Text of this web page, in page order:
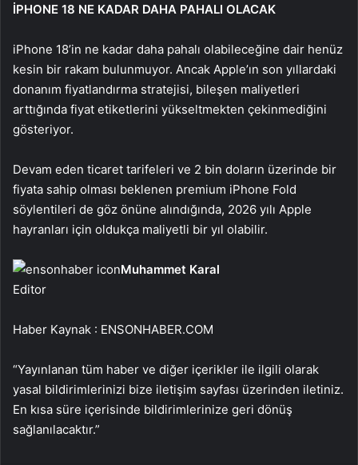
İPHONE 18 NE KADAR DAHA PAHALI OLACAK
iPhone 18’in ne kadar daha pahalı olabileceğine dair henüz
kesin bir rakam bulunmuyor. Ancak Apple’ın son yıllardaki
donanım fiyatlandırma stratejisi, bileşen maliyetleri
arttığında fiyat etiketlerini yükseltmekten çekinmediğini
gösteriyor.
Devam eden ticaret tarifeleri ve 2 bin doların üzerinde bir
fiyata sahip olması beklenen premium iPhone Fold
söylentileri de göz önüne alındığında, 2026 yılı Apple
hayranları için oldukça maliyetli bir yıl olabilir.
Muhammet Karal
Editor
Haber Kaynak : ENSONHABER.COM
“Yayınlanan tüm haber ve diğer içerikler ile ilgili olarak
yasal bildirimlerinizi bize iletişim sayfası üzerinden iletiniz.
En kısa süre içerisinde bildirimlerinize geri dönüş
sağlanılacaktır.”